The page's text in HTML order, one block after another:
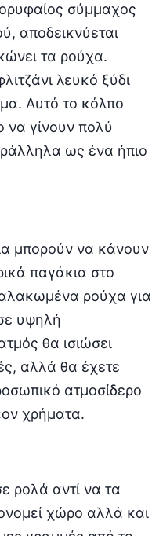
σύμμαχος
αποδεικνύεται
τα ρούχα.
λευκό ξύδι
Αυτό το κόλπο
να γίνουν πολύ
ως ένα ήπιο
μπορούν να κάνουν
παγάκια στο
ρούχα για
υψηλή
θα ισιώσει
αλλά θα έχετε
ατμοσίδερο
χρήματα.
ρολά αντί να τα
χώρο αλλά και